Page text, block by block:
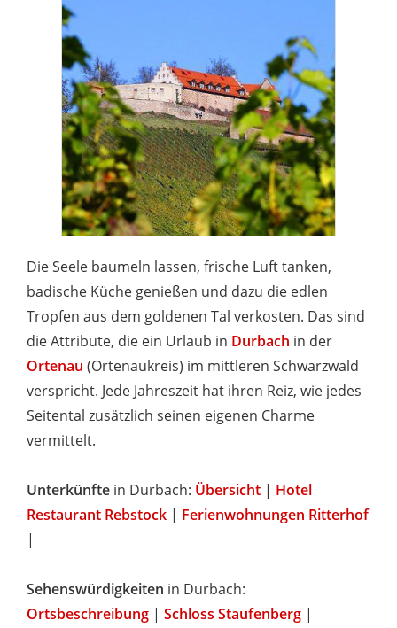
Die Seele baumeln lassen, frische Luft tanken,
badische Küche genießen und dazu die edlen
Tropfen aus dem goldenen Tal verkosten. Das sind
die Attribute, die ein Urlaub in Durbach in der
Ortenau (Ortenaukreis) im mittleren Schwarzwald
verspricht. Jede Jahreszeit hat ihren Reiz, wie jedes
Seitental zusätzlich seinen eigenen Charme
vermittelt.
Unterkünfte in Durbach: Übersicht | Hotel
Restaurant Rebstock | Ferienwohnungen Ritterhof
|
Sehenswürdigkeiten in Durbach:
Ortsbeschreibung | Schloss Staufenberg |